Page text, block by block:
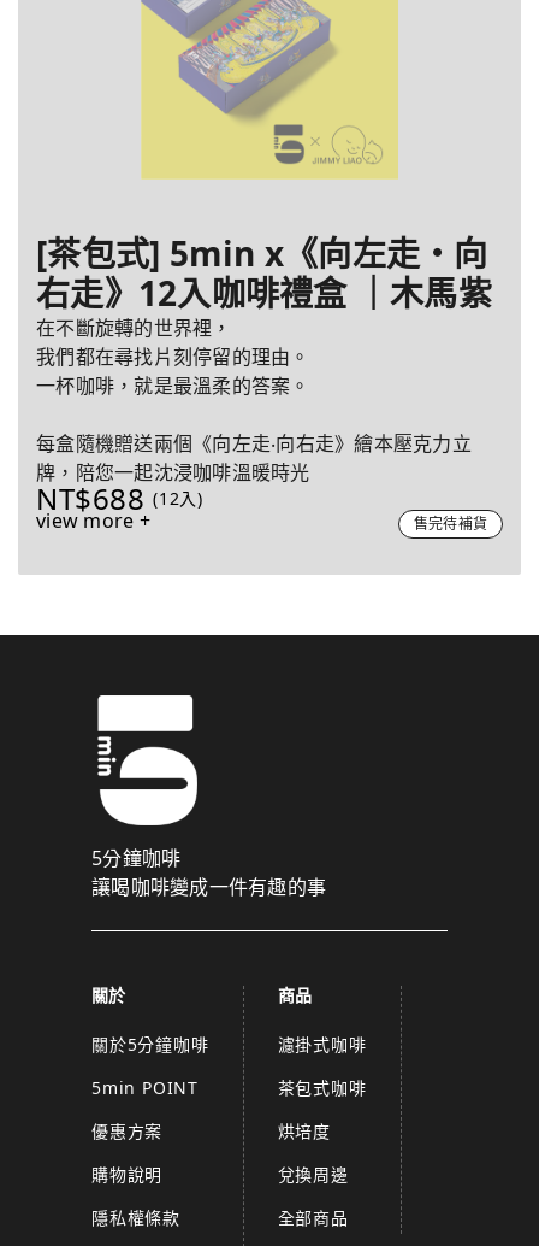
[茶包式] 5min x《向左走・向
右走》12入咖啡禮盒 ｜木馬紫
在不斷旋轉的世界裡，
我們都在尋找片刻停留的理由。
一杯咖啡，就是最溫柔的答案。
每盒隨機贈送兩個《向左走‧向右走》繪本壓克力立
牌，陪您一起沈浸咖啡溫暖時光
NT$688 (12入)
view more + 售完待補貨
5分鐘咖啡
讓喝咖啡變成一件有趣的事
關於
關於5分鐘咖啡
5min POINT
優惠方案
購物說明
隱私權條款
商品
濾掛式咖啡
茶包式咖啡
烘培度
兌換周邊
全部商品